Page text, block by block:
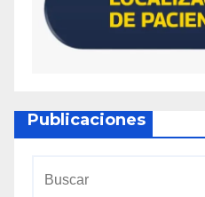
Publicaciones